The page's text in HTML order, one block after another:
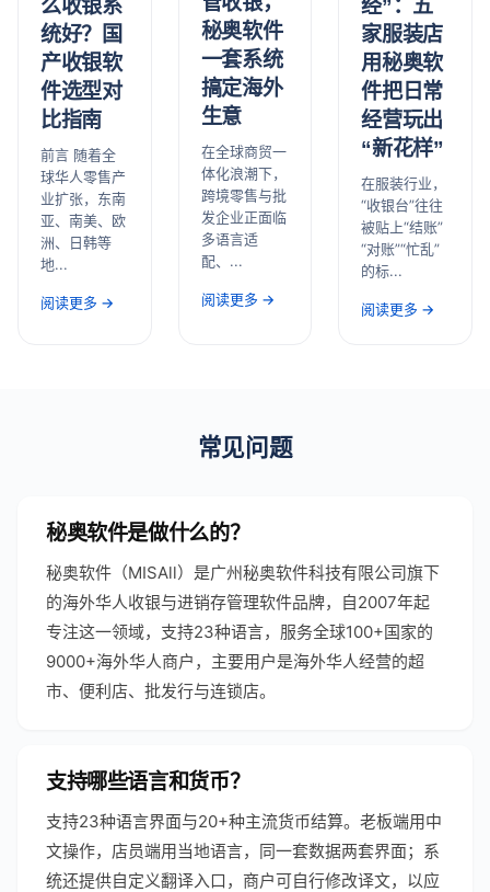
么收银系
统好？国
产收银软
件选型对
比指南
前言 随着全
球华人零售产
业扩张，东南
亚、南美、欧
洲、日韩等
地...
阅读更多 →
秘奥软件
一套系统
搞定海外
生意
在全球商贸一
体化浪潮下，
跨境零售与批
发企业正面临
多语言适
配、...
阅读更多 →
经”：五
家服装店
用秘奥软
件把日常
经营玩出
“新花样”
在服装行业，
“收银台”往往
被贴上“结账”
“对账”“忙乱”
的标...
阅读更多 →
常见问题
秘奥软件是做什么的？
秘奥软件（MISAll）是广州秘奥软件科技有限公司旗下
的海外华人收银与进销存管理软件品牌，自2007年起
专注这一领域，支持23种语言，服务全球100+国家的
9000+海外华人商户，主要用户是海外华人经营的超
市、便利店、批发行与连锁店。
支持哪些语言和货币？
支持23种语言界面与20+种主流货币结算。老板端用中
文操作，店员端用当地语言，同一套数据两套界面；系
统还提供自定义翻译入口，商户可自行修改译文，以应